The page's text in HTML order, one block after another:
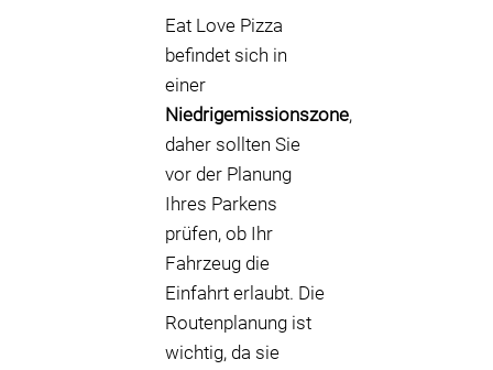
Eat Love Pizza
befindet sich in
einer
Niedrigemissionszone,
daher sollten Sie
vor der Planung
Ihres Parkens
prüfen, ob Ihr
Fahrzeug die
Einfahrt erlaubt. Die
Routenplanung ist
wichtig, da sie